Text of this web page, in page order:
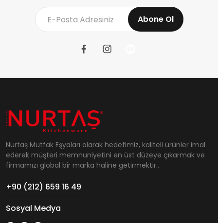
Abone Ol
Nurtaş Mutfak Eşyaları olarak hedefimiz, kaliteli ürünler imal
ederek müşteri memnuniyetini en üst düzeye çıkarmak ve
firmamızı global bir marka haline getirmektir..
+90 (212) 659 16 49
Sosyal Medya